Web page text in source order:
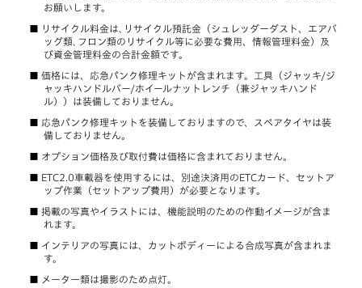
お願いします。
リサイクル料金は､リサイクル預託金（シュレッダーダスト、エアバ
ッグ類､フロン類のリサイクル等に必要な費用、情報管理料金）及
び資金管理料金の合計金額です。
価格には、応急パンク修理キットが含まれます。工具（ジャッキ/ジ
ャッキハンドルバー/ホイールナットレンチ（兼ジャッキハンド
ル））は装備しておりません。
応急パンク修理キットを装備しておりますので、スペアタイヤは装
備しておりません。
オプション価格及び取付費は価格に含まれておりません。
ETC2.0車載器を使用するには、別途決済用のETCカード、セットア
ップ作業（セットアップ費用）が必要となります。
掲載の写真やイラストには、機能説明のための作動イメージが含ま
れます。
インテリアの写真には、カットボディーによる合成写真が含まれま
す。
メーター類は撮影のため点灯。